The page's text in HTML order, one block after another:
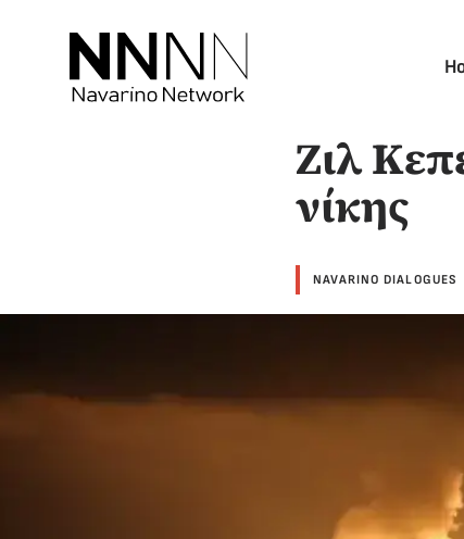
Ζιλ
νίκης
NAVARINO DIALOGUES